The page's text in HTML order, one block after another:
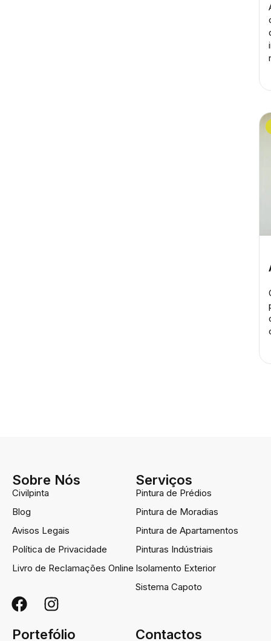
Sobre Nós
Civilpinta
Blog
Avisos Legais
Política de Privacidade
Livro de Reclamações Online
Serviços
Pintura de Prédios
Pintura de Moradias
Pintura de Apartamentos
Pinturas Indústriais
Isolamento Exterior
Sistema Capoto
Portefólio Contactos